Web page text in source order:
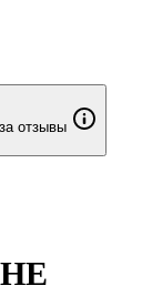
отзывы